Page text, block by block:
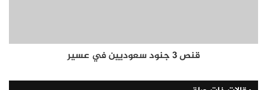
قنص ٣ جنود سعوديين في عسير